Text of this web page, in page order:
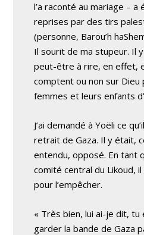
l’a raconté au mariage – a
reprises par des tirs
(personne, Barou’h
Il sourit de ma stupeur. Il
peut-être à rire, en effet,
comptent ou non sur
femmes et leurs enfants
J’ai demandé à Yoëli ce
retrait de Gaza. Il y était,
entendu, opposé. En tant
comité central du Likoud,
pour l’empêcher.
« Très bien, lui ai-je dit, tu
garder la bande de Gaza